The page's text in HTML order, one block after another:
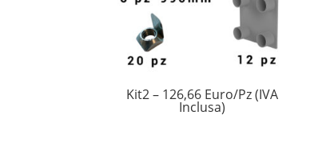
Kit2 – 126,66 Euro/Pz (IVA
Inclusa)